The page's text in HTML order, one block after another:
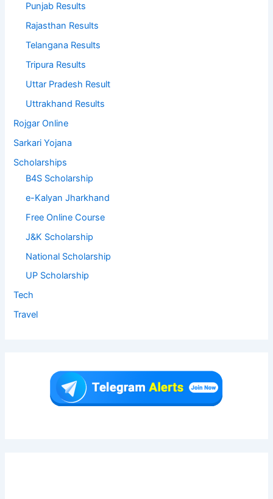
Punjab Results
Rajasthan Results
Telangana Results
Tripura Results
Uttar Pradesh Result
Uttrakhand Results
Rojgar Online
Sarkari Yojana
Scholarships
B4S Scholarship
e-Kalyan Jharkhand
Free Online Course
J&K Scholarship
National Scholarship
UP Scholarship
Tech
Travel